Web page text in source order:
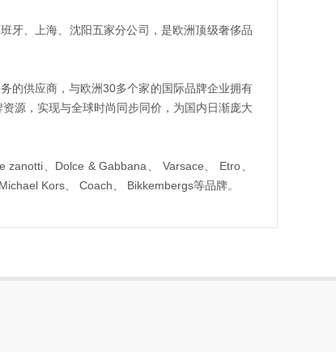
牙、上海、沈阳五家分公司，是欧洲顶级奢侈品
的供应商，与欧洲30多个家的国际品牌企业拥有
源，实现与全球时尚同步同价，为国内日渐庞大
、Dolce & Gabbana、 Varsace、 Etro、
Kors、 Coach、 Bikkembergs等品牌。